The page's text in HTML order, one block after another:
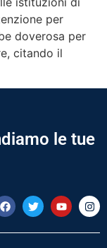
per
doverosa per
citando il
le tue